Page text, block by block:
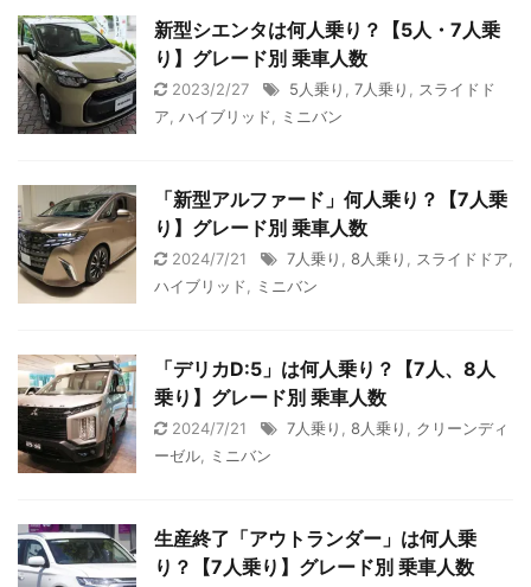
新型シエンタは何人乗り？【5人・7人乗
り】グレード別 乗車人数
2023/2/27 5人乗り 7人乗り
スライドド
ア ハイブリッド ミニバン
「新型アルファード」何人乗り？【7人乗
り】グレード別 乗車人数
2024/7/21 7人乗り 8人乗り スライドドア
ハイブリッド
ミニバン
「デリカD:5」は何人乗り？【7人、8人
乗り】グレード別 乗車人数
2024/7/21 7人乗り 8人乗り
クリーンディ
ーゼル
ミニバン
生産終了「アウトランダー」は何人乗
り？【7人乗り】グレード別 乗車人数